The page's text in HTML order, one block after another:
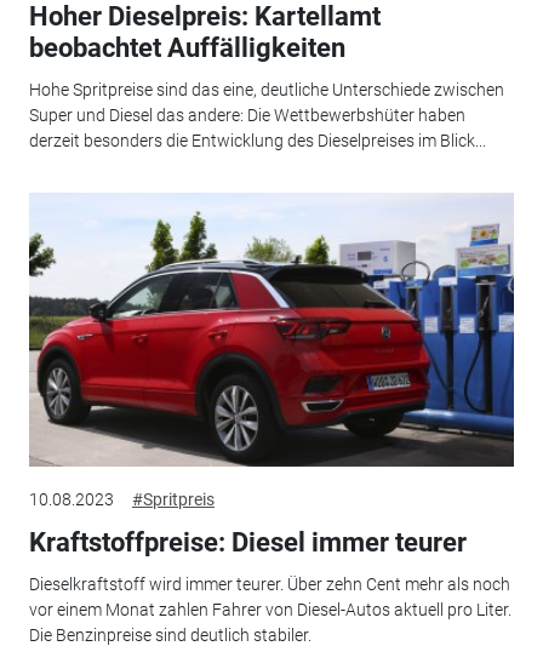
Hoher Dieselpreis: Kartellamt
beobachtet Auffälligkeiten
Hohe Spritpreise sind das eine, deutliche Unterschiede zwischen
Super und Diesel das andere: Die Wettbewerbshüter haben
derzeit besonders die Entwicklung des Dieselpreises im Blick...
10.08.2023 #Spritpreis
Kraftstoffpreise: Diesel immer teurer
Dieselkraftstoff wird immer teurer. Über zehn Cent mehr als noch
vor einem Monat zahlen Fahrer von Diesel-Autos aktuell pro Liter.
Die Benzinpreise sind deutlich stabiler.